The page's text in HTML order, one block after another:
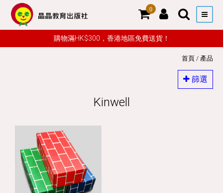
0
購物滿HK$300，香港地區免費送貨！
首頁 / 產品
篩選
Kinwell